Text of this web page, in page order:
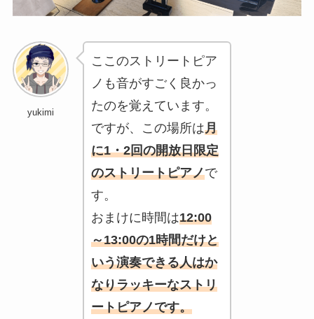
yukimi
ここのストリートピア
ノも音がすごく良かっ
たのを覚えています。
ですが、この場所は月
に1・2回の開放日限定
のストリートピアノで
す。
おまけに時間は12:00
～13:00の1時間だけと
いう演奏できる人はか
なりラッキーなストリ
ートピアノです。